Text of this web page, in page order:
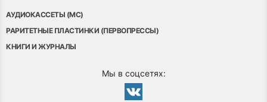
АУДИОКАССЕТЫ (MC)
РАРИТЕТНЫЕ ПЛАСТИНКИ (ПЕРВОПРЕССЫ)
КНИГИ И ЖУРНАЛЫ
Мы в соцсетях: